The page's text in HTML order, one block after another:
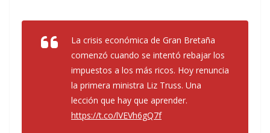
La crisis económica de Gran Bretaña
comenzó cuando se intentó rebajar los
impuestos a los más ricos. Hoy renuncia
la primera ministra Liz Truss. Una
lección que hay que aprender.
https://t.co/lVEVh6gQ7f